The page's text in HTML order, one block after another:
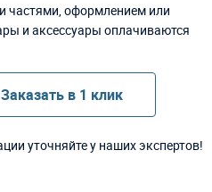
частями, оформлением или
и аксессуары оплачиваются
Заказать в 1 клик
уточняйте у наших экспертов!